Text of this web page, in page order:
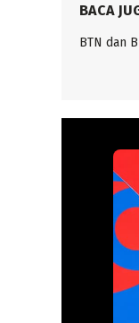
BACA
BTN dan